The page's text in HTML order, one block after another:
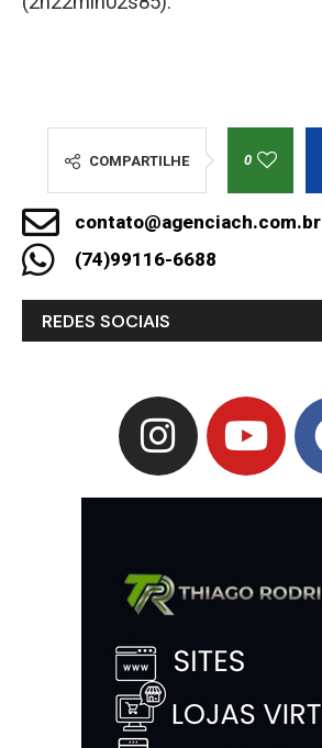
COMPARTILHE 0
contato@agenciach.com.br
(74)99116-6688
REDES SOCIAIS